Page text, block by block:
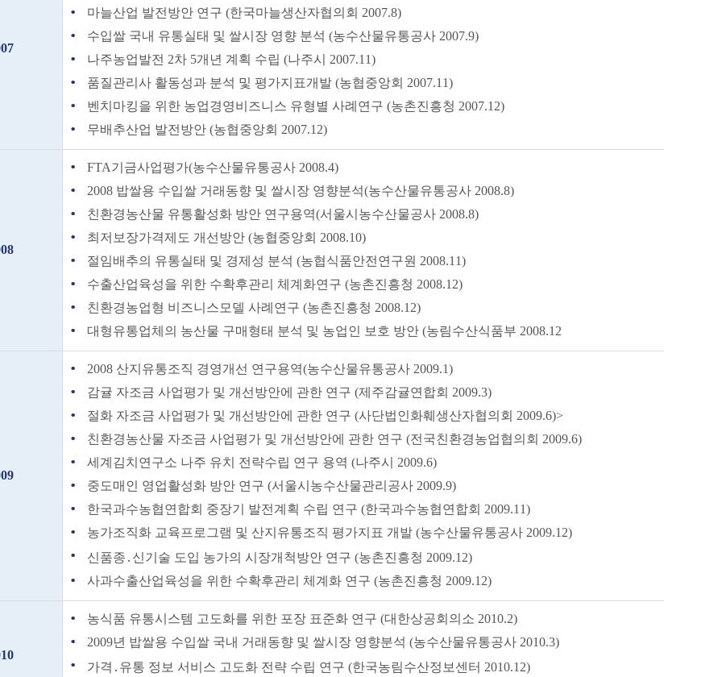
마늘산업 발전방안 연구 (한국마늘생산자협의회 2007.8)
수입쌀 국내 유통실태 및 쌀시장 영향 분석 (농수산물유통공사 2007.9)
나주농업발전 2차 5개년 계획 수립 (나주시 2007.11)
품질관리사 활동성과 분석 및 평가지표개발 (농협중앙회 2007.11)
벤치마킹을 위한 농업경영비즈니스 유형별 사례연구 (농촌진흥청 2007.12)
무배추산업 발전방안 (농협중앙회 2007.12)
FTA기금사업평가(농수산물유통공사 2008.4)
2008 밥쌀용 수입쌀 거래동향 및 쌀시장 영향분석(농수산물유통공사 2008.8)
친환경농산물 유통활성화 방안 연구용역(서울시농수산물공사 2008.8)
최저보장가격제도 개선방안 (농협중앙회 2008.10)
절임배추의 유통실태 및 경제성 분석 (농협식품안전연구원 2008.11)
수출산업육성을 위한 수확후관리 체계화연구 (농촌진흥청 2008.12)
친환경농업형 비즈니스모델 사례연구 (농촌진흥청 2008.12)
대형유통업체의 농산물 구매형태 분석 및 농업인 보호 방안 (농림수산식품부 2008.12
2008 산지유통조직 경영개선 연구용역(농수산물유통공사 2009.1)
감귤 자조금 사업평가 및 개선방안에 관한 연구 (제주감귤연합회 2009.3)
절화 자조금 사업평가 및 개선방안에 관한 연구 (사단법인화훼생산자협의회 2009.6)>
친환경농산물 자조금 사업평가 및 개선방안에 관한 연구 (전국친환경농업협의회 2009.6)
세계김치연구소 나주 유치 전략수립 연구 용역 (나주시 2009.6)
중도매인 영업활성화 방안 연구 (서울시농수산물관리공사 2009.9)
한국과수농협연합회 중장기 발전계획 수립 연구 (한국과수농협연합회 2009.11)
농가조직화 교육프로그램 및 산지유통조직 평가지표 개발 (농수산물유통공사 2009.12)
신품종․신기술 도입 농가의 시장개척방안 연구 (농촌진흥청 2009.12)
사과수출산업육성을 위한 수확후관리 체계화 연구 (농촌진흥청 2009.12)
농식품 유통시스템 고도화를 위한 포장 표준화 연구 (대한상공회의소 2010.2)
2009년 밥쌀용 수입쌀 국내 거래동향 및 쌀시장 영향분석 (농수산물유통공사 2010.3)
가격․유통 정보 서비스 고도화 전략 수립 연구 (한국농림수산정보센터 2010.12)